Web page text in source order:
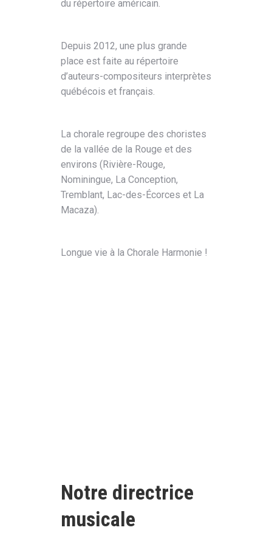
du répertoire américain.
Depuis 2012, une plus grande
place est faite au répertoire
d’auteurs-compositeurs interprètes
québécois et français.
La chorale regroupe des choristes
de la vallée de la Rouge et des
environs (Rivière-Rouge,
Nominingue, La Conception,
Tremblant, Lac-des-Écorces et La
Macaza).
Longue vie à la Chorale Harmonie !
Notre directrice
musicale